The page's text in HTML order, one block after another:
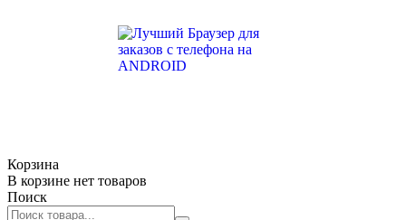
Корзина
В корзине нет товаров
Поиск